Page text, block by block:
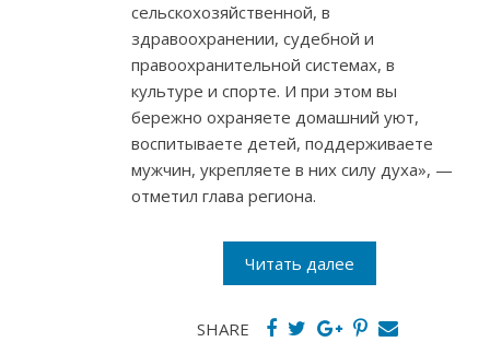
сельскохозяйственной, в
здравоохранении, судебной и
правоохранительной системах, в
культуре и спорте. И при этом вы
бережно охраняете домашний уют,
воспитываете детей, поддерживаете
мужчин, укрепляете в них силу духа», —
отметил глава региона.
Читать далее
SHARE